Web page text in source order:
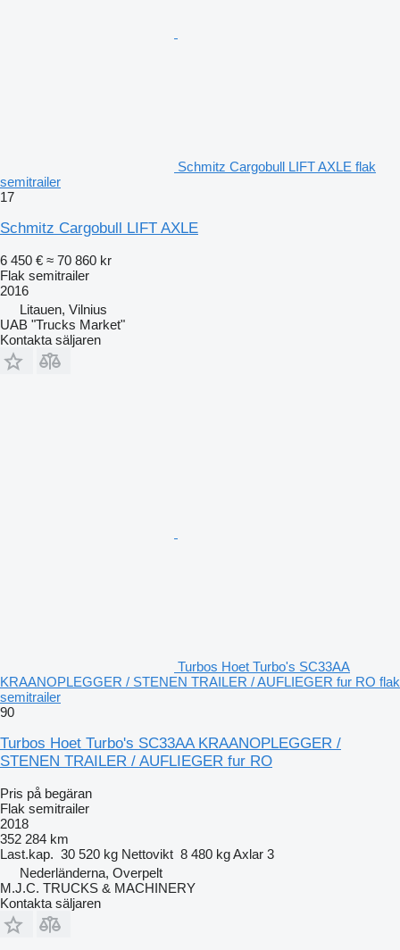
Schmitz Cargobull LIFT AXLE flak
semitrailer
17
Schmitz Cargobull LIFT AXLE
6 450 € ≈ 70 860 kr
Flak semitrailer
2016
Litauen, Vilnius
UAB "Trucks Market"
Kontakta säljaren
Turbos Hoet Turbo's SC33AA
KRAANOPLEGGER / STENEN TRAILER / AUFLIEGER fur RO flak
semitrailer
90
Turbos Hoet Turbo's SC33AA KRAANOPLEGGER /
STENEN TRAILER / AUFLIEGER fur RO
Pris på begäran
Flak semitrailer
2018
352 284 km
Last.kap. 30 520 kg Nettovikt 8 480 kgAxlar 3
Nederländerna, Overpelt
M.J.C. TRUCKS & MACHINERY
Kontakta säljaren